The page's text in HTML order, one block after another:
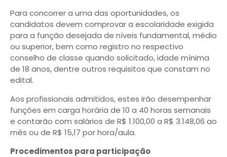
Para concorrer a uma das oportunidades, os
candidatos devem comprovar a escolaridade exigida
para a função desejada de níveis fundamental, médio
ou superior, bem como registro no respectivo
conselho de classe quando solicitado, idade mínima
de 18 anos, dentre outros requisitos que constam no
edital.
Aos profissionais admitidos, estes irão desempenhar
funções em carga horária de 10 a 40 horas semanais
e contarão com salários de R$ 1.100,00 a R$ 3.148,06 ao
mês ou de R$ 15,17 por hora/aula.
Procedimentos para participação